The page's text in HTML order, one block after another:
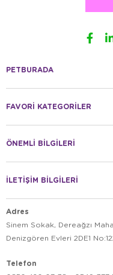
PETBURADA
FAVORİ KATEGORİLER
ÖNEMLİ BİLGİLERİ
İLETİŞİM BİLGİLERİ
Adres
Sinem Sokak, Dereağzı
Denizgören Evleri 2DE1
Telefon